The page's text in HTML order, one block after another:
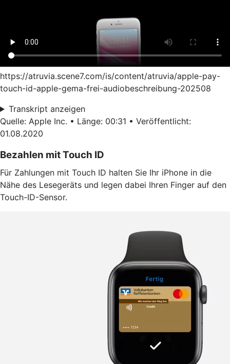
https://atruvia.scene7.com/is/content/atruvia/apple-pay-
touch-id-apple-gema-frei-audiobeschreibung-202508
Transkript anzeigen
Quelle: Apple Inc. • Länge: 00:31 • Veröffentlicht:
01.08.2020
Bezahlen mit Touch ID
Für Zahlungen mit Touch ID halten Sie Ihr iPhone in die
Nähe des Lesegeräts und legen dabei Ihren Finger auf den
Touch-ID-Sensor.